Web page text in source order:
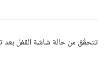
تتحقّق من حالة شاشة القفل بعد